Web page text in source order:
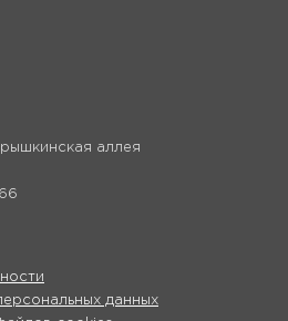
аллея
данных